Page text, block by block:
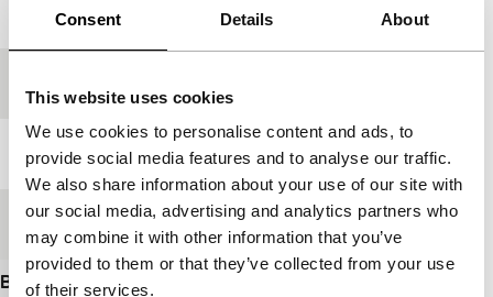
Consent Details About
This website uses cookies
We use cookies to personalise content and ads, to
provide social media features and to analyse our traffic.
We also share information about your use of our site with
our social media, advertising and analytics partners who
may combine it with other information that you’ve
provided to them or that they’ve collected from your use
of their services.
Jaar
Lengte 83'
Medium/FormaatHDcam
Bekijk meer details